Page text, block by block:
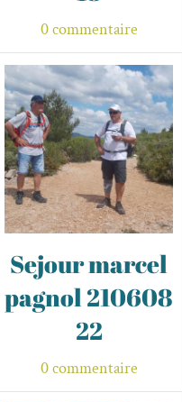
0 commentaire
Sejour marcel
pagnol 210608
22
0 commentaire